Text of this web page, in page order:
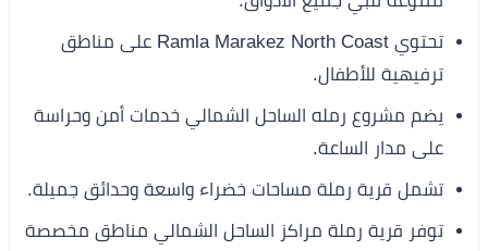
تحتوي Ramla Marakez North Coast على مناطق
ترفيهية للأطفال.
يضم مشروع رمله الساحل الشمالي خدمات أمن وحراسة
على مدار الساعة.
تشمل قرية رملة مساحات خضراء واسعة وحدائق جميلة.
توفر قرية رملة مراكز الساحل الشمالي مناطق مخصصة